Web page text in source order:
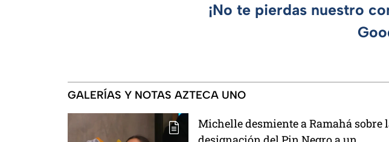
¡No te pierdas nuestro
GALERÍAS Y NOTAS AZTECA UNO
Michelle desmiente a Ramahá sobre